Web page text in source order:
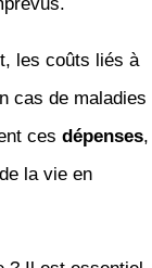
les coûts liés à
cas de maladies
ces dépenses,
la vie en